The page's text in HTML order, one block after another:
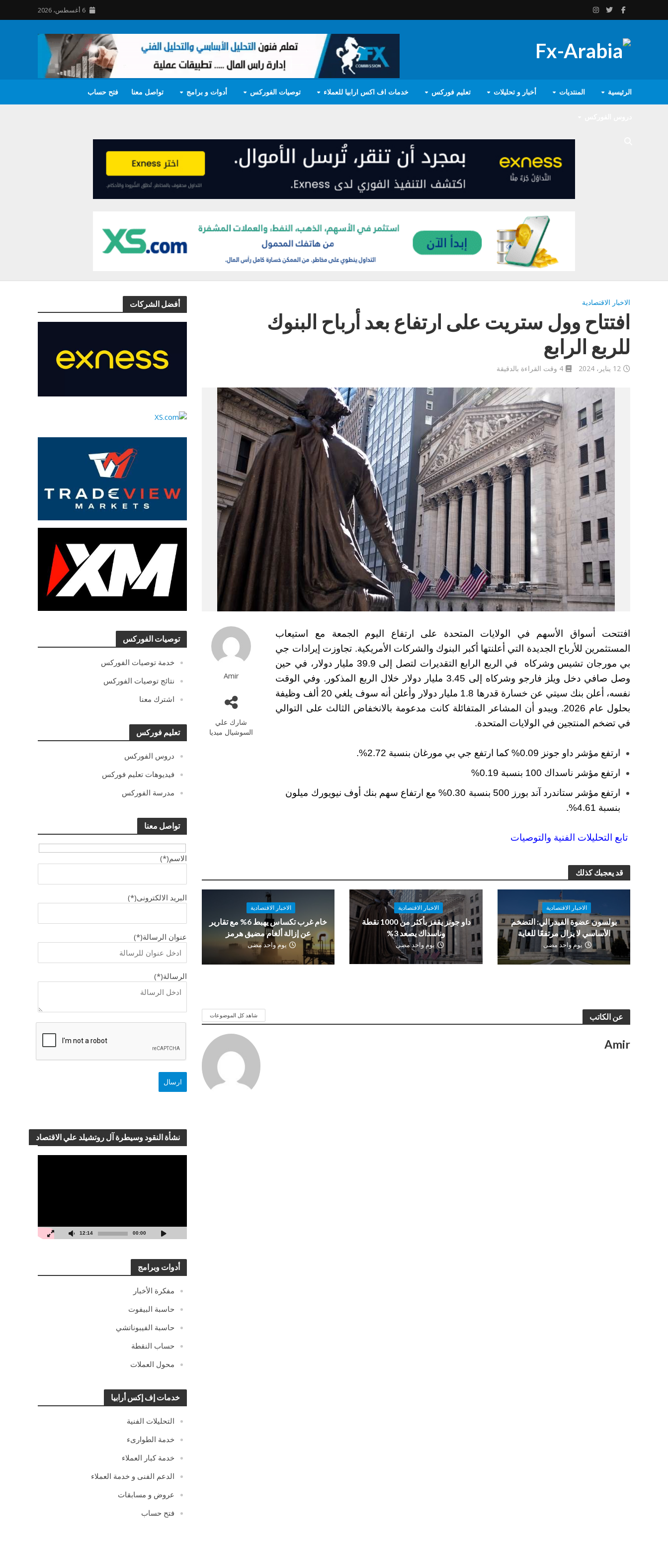
6 أغسطس، 2026
الرئيسية المنتديات أخبار و تحليلات تعليم فوركس خدمات اف اكس ارابيا للعملاء توصيات الفوركس أدوات و برامج تواصل معنا فتح حساب
أفضل الشركات
توصيات الفوركس
خدمة توصيات الفوركس
نتائج توصيات الفوركس
اشترك معنا
تعليم فوركس
دروس الفوركس
فيديوهات تعليم فوركس
مدرسة الفوركس
تواصل معنا
الاسم(*)
البريد الالكترونى(*)
عنوان الرسالة(*)
الرسالة(*)
نشأة النقود وسيطرة آل روتشيلد علي الاقتصاد
00:00
12:14
أدوات وبرامج
مفكرة الأخبار
حاسبة البيفوت
حاسبة الفيبوناتشي
حساب النقطة
محول العملات
خدمات إف إكس أرابيا
التحليلات الفنية
خدمة الطوارىء
خدمة كبار العملاء
الدعم الفنى و خدمة العملاء
عروض و مسابقات
فتح حساب
الاخبار الاقتصادية
افتتاح وول ستريت على ارتفاع بعد أرباح البنوك
للربع الرابع
12 يناير، 2024 4 وقت القراءة بالدقيقة
Amir
شارك علي
السوشيال ميديا
افتتحت أسواق الأسهم في الولايات المتحدة على ارتفاع اليوم الجمعة مع استيعاب
المستثمرين للأرباح الجديدة التي أعلنتها أكبر البنوك والشركات الأمريكية. تجاوزت إيرادات جي
بي مورجان تشيس وشركاه في الربع الرابع التقديرات لتصل إلى 39.9 مليار دولار، في حين
وصل صافي دخل ويلز فارجو وشركاه إلى 3.45 مليار دولار خلال الربع المذكور. وفي الوقت
نفسه، أعلن بنك سيتي عن خسارة قدرها 1.8 مليار دولار وأعلن أنه سوف يلغي 20 ألف وظيفة
بحلول عام 2026. ويبدو أن المشاعر المتفائلة كانت مدعومة بالانخفاض الثالث على التوالي
في تضخم المنتجين في الولايات المتحدة.
ارتفع مؤشر داو جونز 0.09% كما ارتفع جي بي مورغان بنسبة 2.72%.
ارتفع مؤشر ناسداك 100 بنسبة 0.19%
ارتفع مؤشر ستاندرد آند بورز 500 بنسبة 0.30% مع ارتفاع سهم بنك أوف نيويورك ميلون
بنسبة 4.61%.
تابع التحليلات الفنية والتوصيات
قد يعجبك كذلك
الاخبار الاقتصادية
بولسون عضوة الفيدرالي: التضخم
الأساسي لا يزال مرتفعًا للغاية
يوم واحد مضى
الاخبار الاقتصادية
داو جونز يقفز بأكثر من 1000 نقطة
وناسداك يصعد 3%
يوم واحد مضى
الاخبار الاقتصادية
خام غرب تكساس يهبط 6% مع تقارير
عن إزالة ألغام مضيق هرمز
يوم واحد مضى
عن الكاتب شاهد كل الموضوعات
Amir